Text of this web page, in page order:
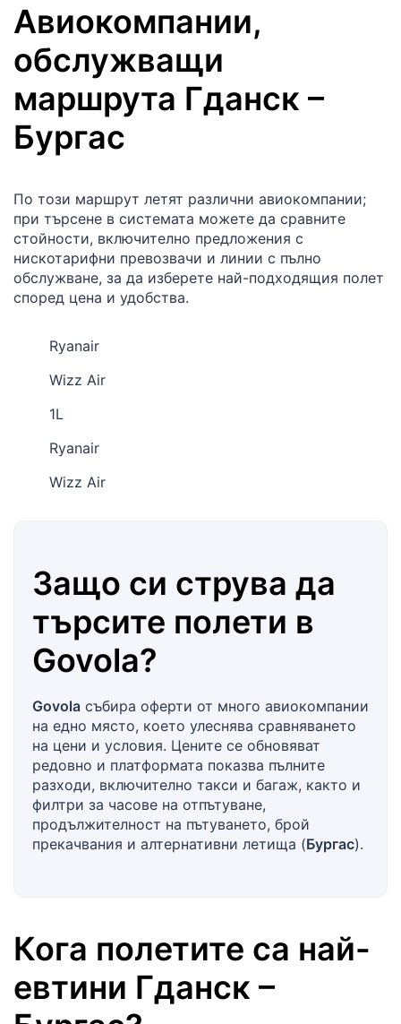
Авиокомпании,
обслужващи
маршрута Гданск –
Бургас
По този маршрут летят различни авиокомпании;
при търсене в системата можете да сравните
стойности, включително предложения с
нискотарифни превозвачи и линии с пълно
обслужване, за да изберете най-подходящия полет
според цена и удобства.
Ryanair
Wizz Air
1L
Ryanair
Wizz Air
Защо си струва да
търсите полети в
Govola?
Govola събира оферти от много авиокомпании
на едно място, което улеснява сравняването
на цени и условия. Цените се обновяват
редовно и платформата показва пълните
разходи, включително такси и багаж, както и
филтри за часове на отпътуване,
продължителност на пътуването, брой
прекачвания и алтернативни летища (Бургас).
Кога полетите са най-
евтини Гданск –